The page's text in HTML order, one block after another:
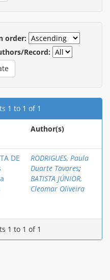
order:
Record:
1 to 1 of 1
Author(s)
DE
RODRIGUES, Paula
Duarte Tavares;
BATISTA JÚNIOR,
Cleomar Oliveira
1 to 1 of 1